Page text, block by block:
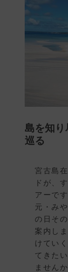
島を知り
巡る
宮古島
ドが、
アーで
元・み
の日そ
案内し
けてい
てきた
ません